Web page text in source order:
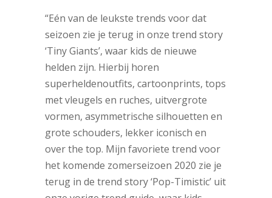
“Eén van de leukste trends voor dat
seizoen zie je terug in onze trend story
‘Tiny Giants’, waar kids de nieuwe
helden zijn. Hierbij horen
superheldenoutfits, cartoonprints, tops
met vleugels en ruches, uitvergrote
vormen, asymmetrische silhouetten en
grote schouders, lekker iconisch en
over the top. Mijn favoriete trend voor
het komende zomerseizoen 2020 zie je
terug in de trend story ‘Pop-Timistic’ uit